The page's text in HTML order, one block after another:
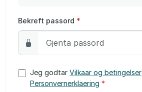
Bekreft passord *
Jeg godtar Vilkaar og betingelser
Personvernerklaering *